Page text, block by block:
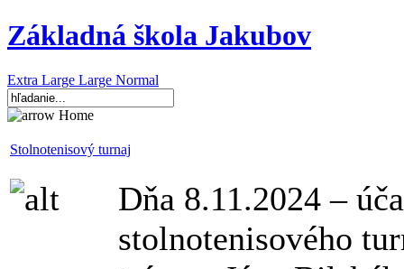
Základná škola Jakubov
Extra Large Large Normal
Home
Stolnotenisový turnaj
Dňa 8.11.2024 –
stolnotenisového